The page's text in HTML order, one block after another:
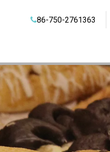
86-750-2761363